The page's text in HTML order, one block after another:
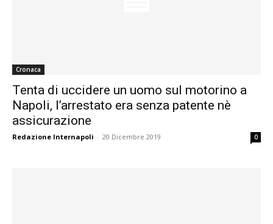
Cronaca
Tenta di uccidere un uomo sul motorino a
Napoli, l’arrestato era senza patente nè
assicurazione
Redazione Internapoli - 20 Dicembre 2019 0